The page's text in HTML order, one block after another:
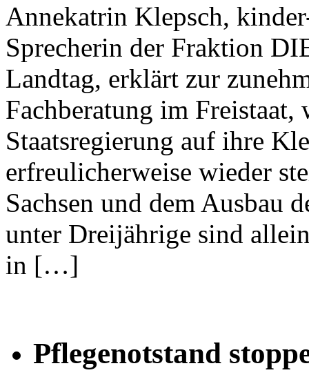
Annekatrin Klepsch,
Sprecherin der Fraktion
Landtag, erklärt zur
Fachberatung im
Staatsregierung auf ihre
erfreulicherweise wieder
Sachsen und dem Ausbau
unter Dreijährige sind
in […]
Pflegenotstand